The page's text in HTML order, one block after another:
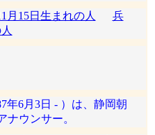
月15日生まれの人
兵
年6月3日 - ）は、静岡朝
ナウンサー。